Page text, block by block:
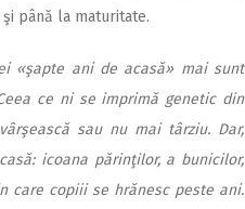
până la maturitate.
«şapte ani de acasă» mai sunt
ce ni se imprimă genetic din
sau nu mai târziu. Dar,
icoana părinţilor, a bunicilor,
care copiii se hrănesc peste ani.